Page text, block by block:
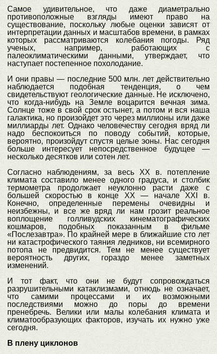
Самое удивительное, что даже диаметрально
противоположные взгляды имеют право на
существование, поскольку любые оценки зависят от
интерпретации данных и масштабов времени, в рамках
которых рассматриваются колебания погоды. Ряд
ученых, например, работающих с
палеоклиматическими данными, утверждает, что
наступает постепенное похолодание.
И они правы — последние 500 млн. лет действительно
наблюдается подобная тенденция, о чем
свидетельствуют геологические данные. Не исключено,
что когда-нибудь на Земле воцарится вечная зима.
Солнце тоже в свой срок остынет, а потом и вся наша
галактика, но произойдет это через миллионы или даже
миллиарды лет. Однако человечеству сегодня вряд ли
надо беспокоиться по поводу событий, которые,
вероятно, произойдут спустя целые эоны. Нас сегодня
больше интересует непосредственное будущее —
несколько десятков или сотен лет.
Согласно наблюдениям, за весь ХХ в. потепление
климата составило менее одного градуса, и столбик
термометра продолжает неуклонно расти даже с
большей скоростью в конце ХХ — начале ХХI в.
Конечно, определенные перемены очевидны и
неизбежны, и все же вряд ли нам грозит реальное
воплощение голливудских кинематографических
кошмаров, подобных показанным в фильме
«Послезавтра». По крайней мере в ближайшие сто лет
ни катастрофического таяния ледников, ни всемирного
потопа не предвидится. Тем не менее существует
вероятность других, гораздо менее заметных
изменений.
И тот факт, что они не будут сопровождаться
разрушительными катаклизмами, отнюдь не означает,
что самими процессами и их возможными
последствиями можно до поры до времени
пренебречь. Велики или малы колебания климата и
климатообразующих факторов, изучать их нужно уже
сегодня.
В плену циклонов